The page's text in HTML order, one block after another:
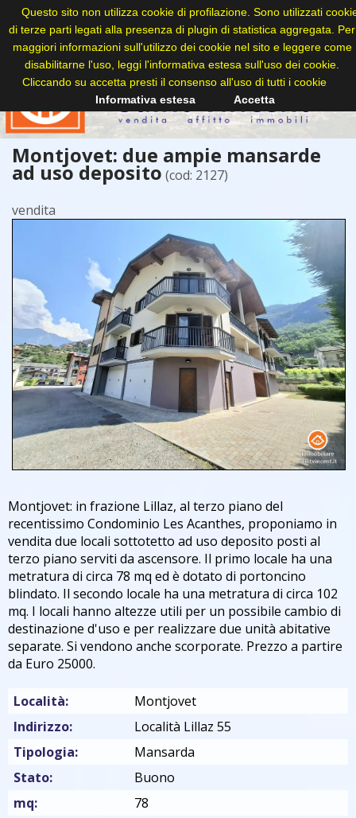
Montjovet: due ampie mansarde
ad uso deposito (cod: 2127)
vendita
Montjovet: in frazione Lillaz, al terzo piano del
recentissimo Condominio Les Acanthes, proponiamo in
vendita due locali sottotetto ad uso deposito posti al
terzo piano serviti da ascensore. Il primo locale ha una
metratura di circa 78 mq ed è dotato di portoncino
blindato. Il secondo locale ha una metratura di circa 102
mq. I locali hanno altezze utili per un possibile cambio di
destinazione d'uso e per realizzare due unità abitative
separate. Si vendono anche scorporate. Prezzo a partire
da Euro 25000.
Località:
Montjovet
Indirizzo:
Località Lillaz 55
Tipologia:
Mansarda
Stato:
Buono
mq:
78
Questo sito non utilizza cookie di profilazione. Sono utilizzati
di terze parti legati alla presenza di plugin di statistica aggregata. Per
maggiori informazioni sull'utilizzo dei cookie nel sito e leggere come
disabilitarne l'uso, leggi l'informativa estesa sull'uso dei cookie.
Cliccando su accetta presti il consenso all'uso di tutti i cookie
Informativa estesa
Accetta